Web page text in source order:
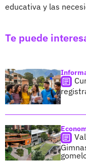
educativa y las
Te puede